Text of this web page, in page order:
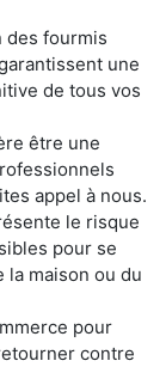
des fourmis
une
de tous vos
être une
appel à nous.
le risque
pour se
maison ou du
pour
contre